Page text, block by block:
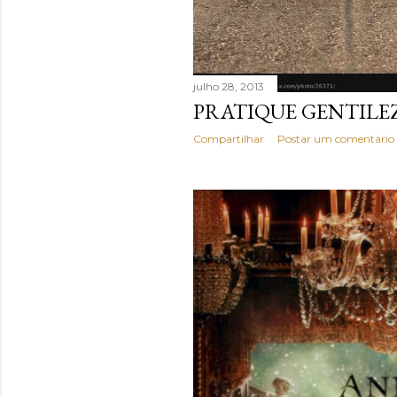
julho 28, 2013
PRATIQUE
Compartilhar Postar um comentário